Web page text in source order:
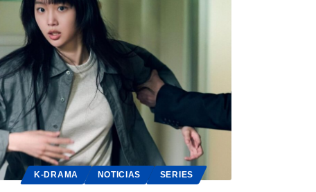
K-DRAMA NOTICIAS SERIES